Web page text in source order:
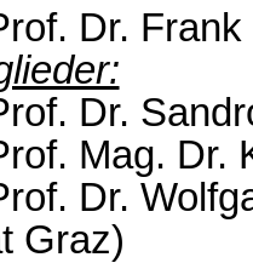
Dr. Frank
Dr.
Mag. Dr.
Dr.
Graz)